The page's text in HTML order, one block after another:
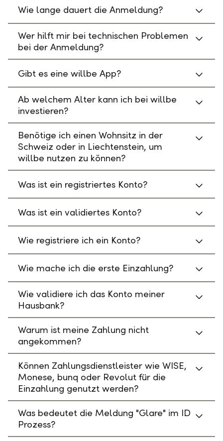
Wie lange dauert die Anmeldung?
Wer hilft mir bei technischen Problemen
bei der Anmeldung?
Gibt es eine willbe App?
Ab welchem Alter kann ich bei willbe
investieren?
Benötige ich einen Wohnsitz in der
Schweiz oder in Liechtenstein, um
willbe nutzen zu können?
Was ist ein registriertes Konto?
Was ist ein validiertes Konto?
Wie registriere ich ein Konto?
Wie mache ich die erste Einzahlung?
Wie validiere ich das Konto meiner
Hausbank?
Warum ist meine Zahlung nicht
angekommen?
Können Zahlungsdienstleister wie WISE,
Monese, bunq oder Revolut für die
Einzahlung genutzt werden?
Was bedeutet die Meldung "Glare" im ID
Prozess?